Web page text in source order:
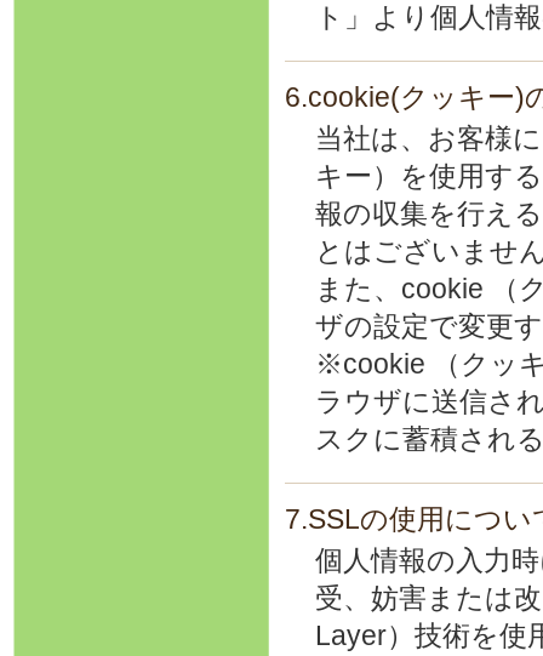
ト」より個人情
6.cookie(クッキー)
当社は、お客様
キー）を使用す
報の収集を行え
とはございませ
また、cookie （
ザの設定で変更
※cookie （クッ
ラウザに送信さ
スクに蓄積され
7.SSLの使用につい
個人情報の入力
受、妨害または
Layer）技術を使